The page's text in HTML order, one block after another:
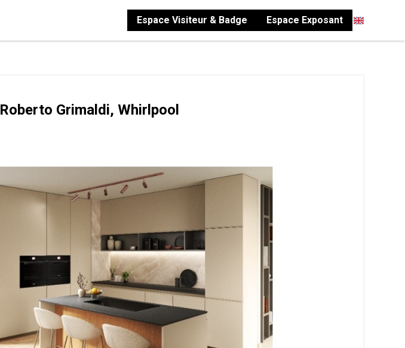
Espace Exposant
Espace Visiteur & Badge
Grimaldi, Whirlpool